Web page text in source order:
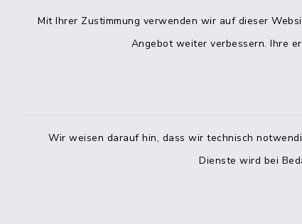
Mit Ihrer Zustimmung verwenden wir auf dieser
Angebot weiter verbessern. Ihre
Wir weisen darauf hin, dass wir technisch
Dienste wird bei
04832 6065-215
Freitag
Haben